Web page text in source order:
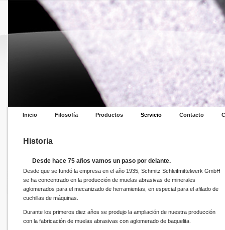
Inicio Filosofía Productos Servicio Contacto
Historia
Desde hace 75 años vamos un paso por delante.
Desde que se fundó la empresa en el año 1935, Schmitz Schleifmittelwerk GmbH
se ha concentrado en la producción de muelas abrasivas de minerales
aglomerados para el mecanizado de herramientas, en especial para el afilado de
cuchillas de máquinas.
Durante los primeros diez años se produjo la ampliación de nuestra producción
con la fabricación de muelas abrasivas con aglomerado de baquelita.